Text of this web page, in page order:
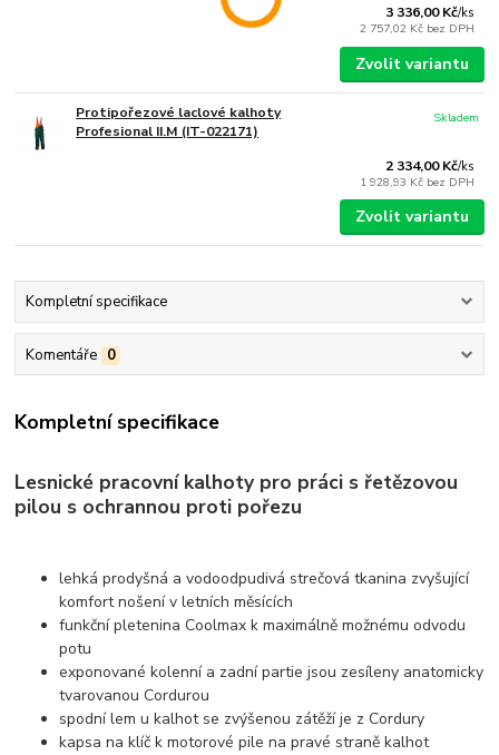
3 336,00 Kč/ks
2 757,02 Kč bez DPH
Zvolit variantu
Protipořezové laclové kalhoty
Profesional II.M (IT-022171)
2 334,00 Kč/ks
1 928,93 Kč bez DPH
Skladem
Zvolit variantu
Kompletní specifikace
Komentáře 0
Kompletní specifikace
Lesnické pracovní kalhoty pro práci s řetězovou
pilou s ochrannou proti pořezu
lehká prodyšná a vodoodpudivá strečová tkanina zvyšující
komfort nošení v letních měsících
funkční pletenina Coolmax k maximálně možnému odvodu
potu
exponované kolenní a zadní partie jsou zesíleny anatomicky
tvarovanou Cordurou
spodní lem u kalhot se zvýšenou zátěží je z Cordury
kapsa na klíč k motorové pile na pravé straně kalhot